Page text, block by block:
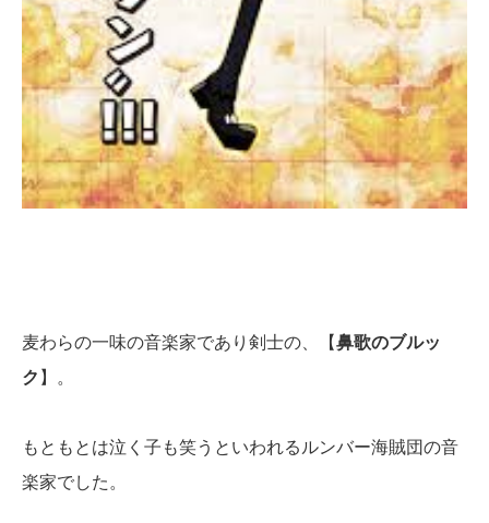
麦わらの一味の音楽家であり剣士の、【鼻歌のブルッ
ク 】。
もともとは泣く子も笑うといわれるルンバー海賊団の音
楽家でした。